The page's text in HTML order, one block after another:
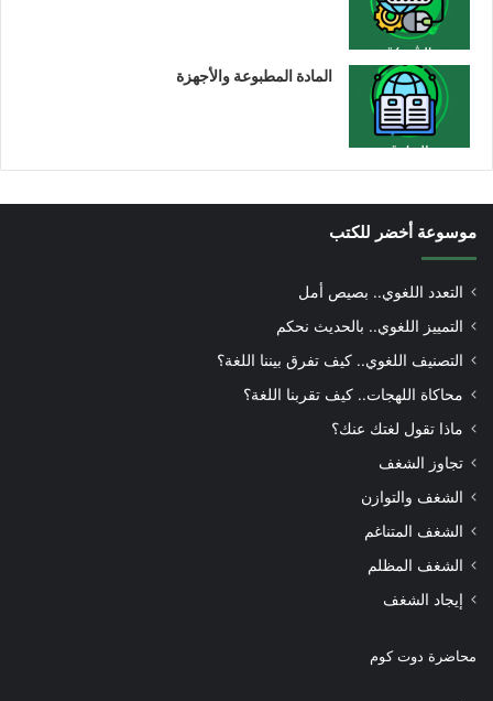
المادة المطبوعة والأجهزة
موسوعة أخضر للكتب
التعدد اللغوي.. بصيص أمل
التمييز اللغوي.. بالحديث نحكم
التصنيف اللغوي.. كيف تفرق بيننا اللغة؟
محاكاة اللهجات.. كيف تقربنا اللغة؟
ماذا تقول لغتك عنك؟
تجاوز الشغف
الشغف والتوازن
الشغف المتناغم
الشغف المظلم
إيجاد الشغف
محاضرة دوت كوم